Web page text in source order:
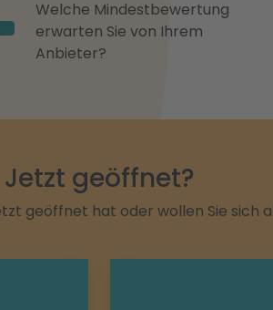
Welche Mindestbewertung
erwarten Sie von Ihrem
Anbieter?
Jetzt geöffnet?
geöffnet hat oder wollen Sie sich